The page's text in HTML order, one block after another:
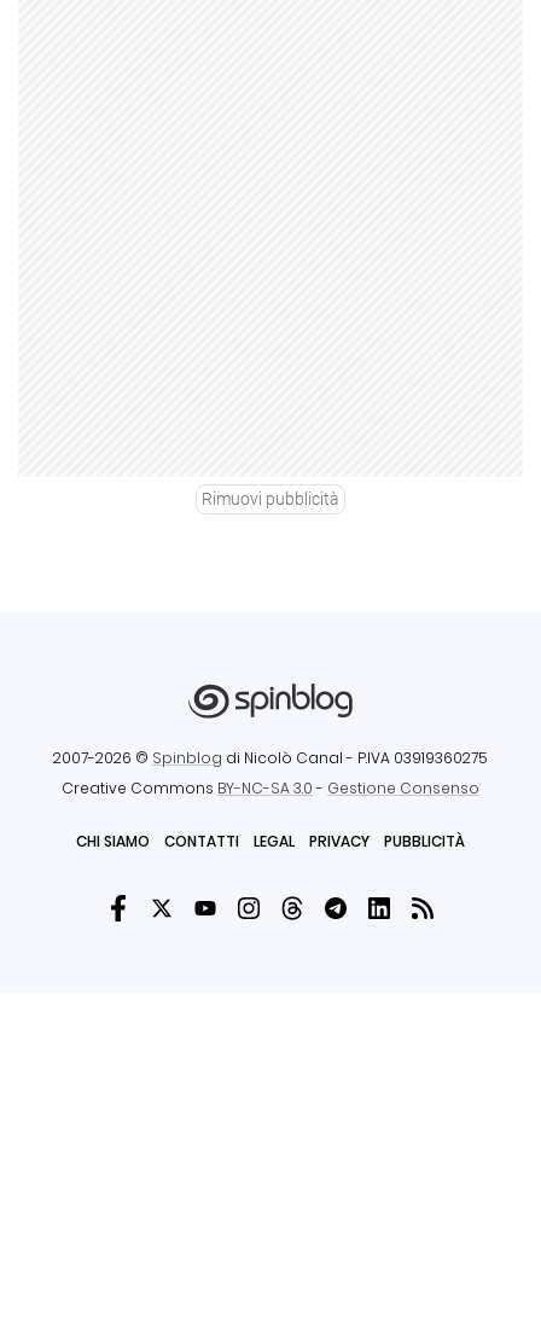
Rimuovi pubblicità
2007-2026 © Spinblog di Nicolò Canal - P.IVA 03919360275
Creative Commons BY-NC-SA 3.0- Gestione Consenso
CHI SIAMO CONTATTI LEGAL PRIVACY PUBBLICITÀ